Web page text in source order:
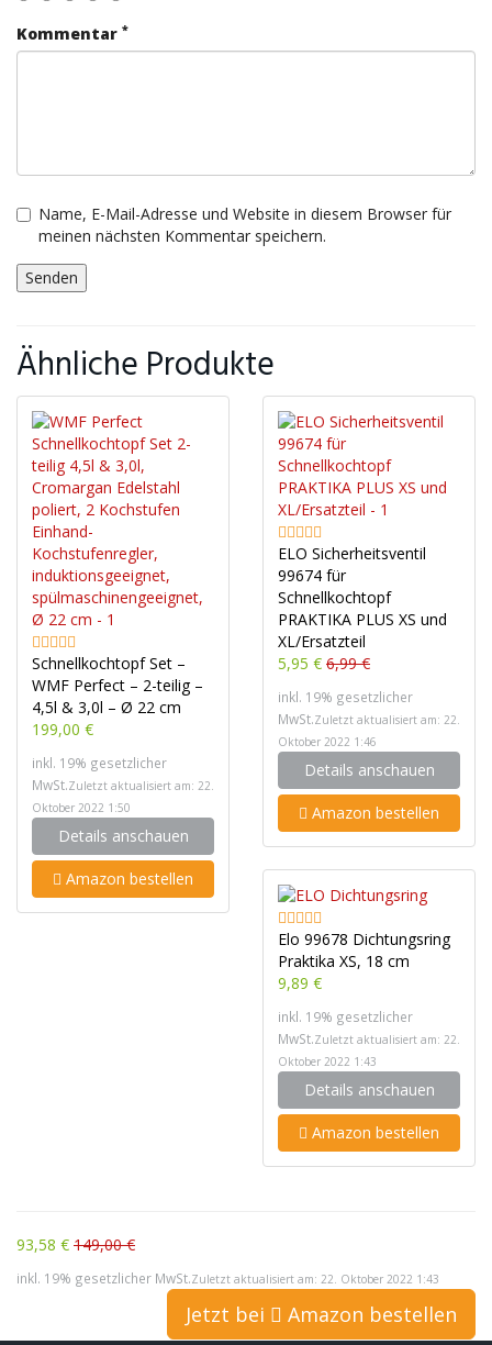
Kommentar *
Name, E-Mail-Adresse und Website in diesem Browser für
meinen nächsten Kommentar speichern.
Ähnliche Produkte
Schnellkochtopf Set –
WMF Perfect – 2-teilig –
4,5l & 3,0l – Ø 22 cm
199,00 €
inkl. 19% gesetzlicher
MwSt.Zuletzt aktualisiert am: 22.
Oktober 2022 1:50
Details anschauen
Amazon bestellen
ELO Sicherheitsventil
99674 für
Schnellkochtopf
PRAKTIKA PLUS XS und
XL/Ersatzteil
5,95 € 6,99 €
inkl. 19% gesetzlicher
MwSt.Zuletzt aktualisiert am: 22.
Oktober 2022 1:46
Details anschauen
Amazon bestellen
Elo 99678 Dichtungsring
Praktika XS, 18 cm
9,89 €
inkl. 19% gesetzlicher
MwSt.Zuletzt aktualisiert am: 22.
Oktober 2022 1:43
Details anschauen
Amazon bestellen
93,58 € 149,00 €
inkl. 19% gesetzlicher MwSt.Zuletzt aktualisiert am: 22. Oktober 2022 1:43
Jetzt bei Amazon bestellen